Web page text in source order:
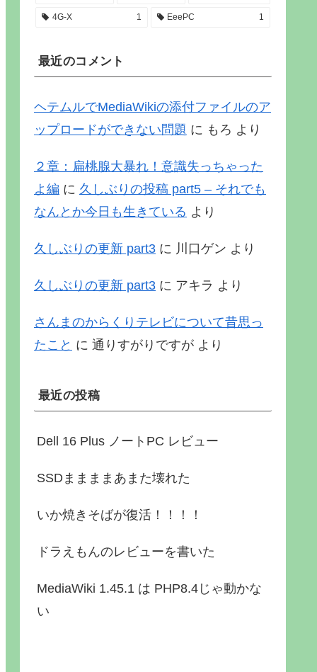
4G-X 1 EeePC 1
最近のコメント
ヘテムルでMediaWikiの添付ファイルのア
ップロードができない問題 に もろ より
２章：扁桃腺大暴れ！意識失っちゃった
よ編 に 久しぶりの投稿 part5 – それでも
なんとか今日も生きている より
久しぶりの更新 part3 に 川口ゲン より
久しぶりの更新 part3 に アキラ より
さんまのからくりテレビについて昔思っ
たこと に 通りすがりですが より
最近の投稿
Dell 16 Plus ノートPC レビュー
SSDままままあまた壊れた
いか焼きそばが復活！！！！
ドラえもんのレビューを書いた
MediaWiki 1.45.1 は PHP8.4じゃ動かな
い